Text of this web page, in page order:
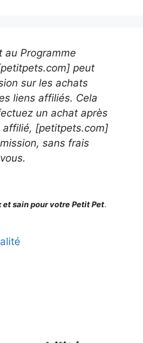
au Programme
peut
sur les achats
liens affiliés. Cela
un achat après
affilié, [petitpets.com]
sans frais
sain pour votre Petit Pet.